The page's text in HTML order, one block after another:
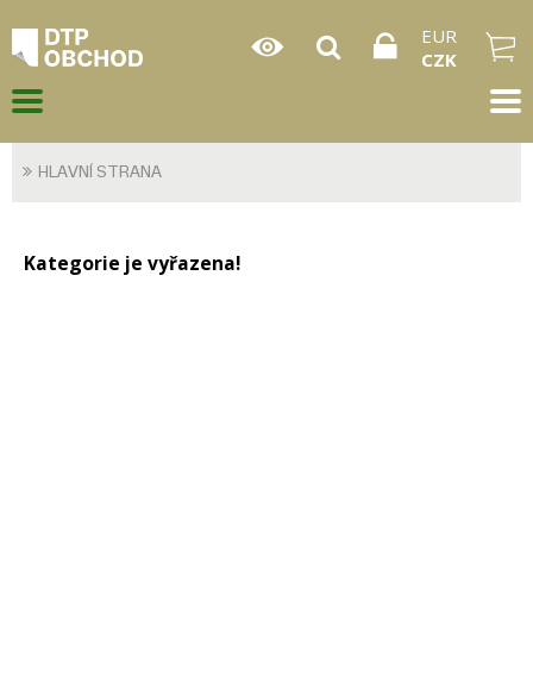
EUR
CZK
HLAVNÍ STRANA
Kategorie je vyřazena!